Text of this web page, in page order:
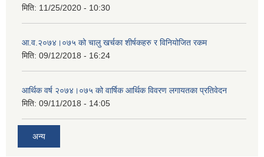
मिति: 11/25/2020 - 10:30
आ.व.२०७४।०७५ को चालु खर्चका शीर्षकहरु र विनियोजित रकम
मिति: 09/12/2018 - 16:24
आर्थिक वर्ष २०७४।०७५ को वार्षिक आर्थिक विवरण लगायतका प्रतिवेदन
मिति: 09/11/2018 - 14:05
अन्य